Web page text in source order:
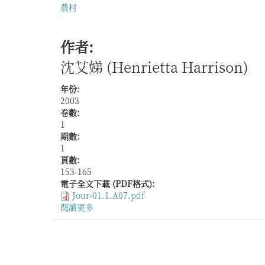
農村
作者:
沈艾娣 (Henrietta Harrison)
年份:
2003
卷數:
1
期數:
1
頁數:
153-165
電子全文下載 (PDF格式):
Jour-01.1.A07.pdf
閱讀更多
於